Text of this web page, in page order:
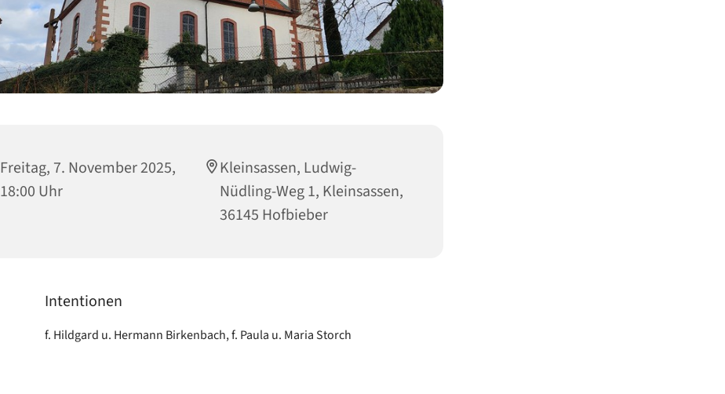
Freitag, 7. November 2025,
18:00 Uhr
Kleinsassen, Ludwig-
Nüdling-Weg 1, Kleinsassen,
36145 Hofbieber
Intentionen
f. Hildgard u. Hermann Birkenbach, f. Paula u. Maria Storch